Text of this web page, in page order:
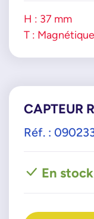
H : 37 mm
T : Magnétique
CAPTEUR
Réf. :
En stock